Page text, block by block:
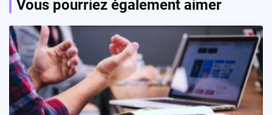
Vous pourriez également aimer